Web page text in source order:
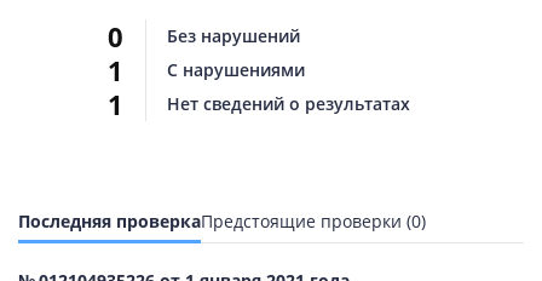
0
1
1
Без нарушений
С нарушениями
Нет сведений о результатах
Последняя проверкаПредстоящие проверки (0)